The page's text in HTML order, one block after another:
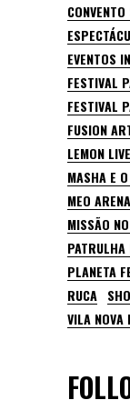
EVENTOS
FESTIVAL
FESTIVAL
FUSION
LEMON
MASHA E
MEO ARENA
MISSÃO
PATRULHA
PLANETA
RUCA
VILA NOVA